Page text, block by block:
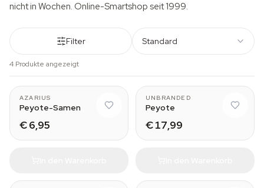
nicht in Wochen. Online-Smartshop seit 1999.
Filter Standard
4 Produkte angezeigt
AZARIUS
Peyote-Samen
€ 6,95
UNBRANDED
Peyote
€ 17,99